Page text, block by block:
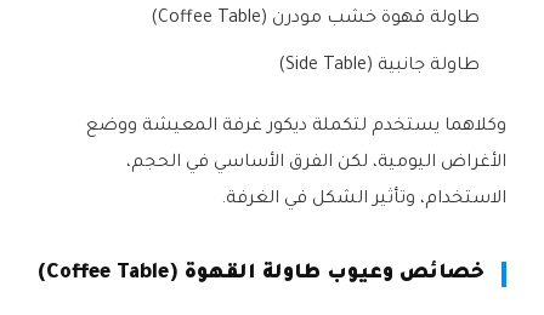
طاولة قهوة خشب مودرن (Coffee Table)
طاولة جانبية (Side Table)
وكلاهما يستخدم لتكملة ديكور غرفة المعيشة ووضع
الأغراض اليومية، لكن الفرق الأساسي في الحجم،
الاستخدام، وتأثير الشكل في الغرفة.
خصائص وعيوب طاولة القهوة (Coffee Table)